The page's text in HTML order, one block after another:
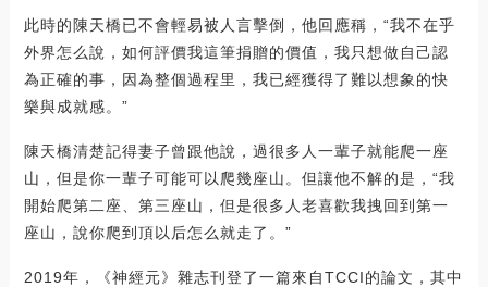
此時的陳天橋已不會輕易被人言擊倒，他回應稱，“我不在乎
外界怎么說，如何評價我這筆捐贈的價值，我只想做自己認
為正確的事，因為整個過程里，我已經獲得了難以想象的快
樂與成就感。”
陳天橋清楚記得妻子曾跟他說，過很多人一輩子就能爬一座
山，但是你一輩子可能可以爬幾座山。但讓他不解的是，“我
開始爬第二座、第三座山，但是很多人老喜歡我拽回到第一
座山，說你爬到頂以后怎么就走了。”
2019年，《神經元》雜志刊登了一篇來自TCCI的論文，其中